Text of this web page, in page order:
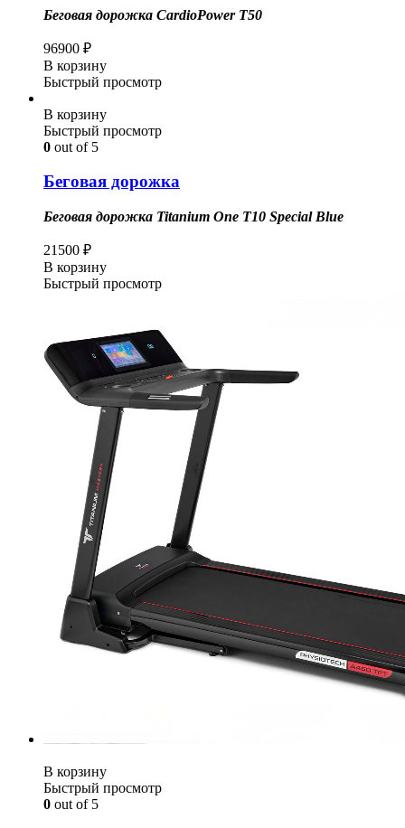
Беговая дорожка CardioPower T50
96900 ₽
В корзину
Быстрый просмотр
В корзину
Быстрый просмотр
0 out of 5
Беговая дорожка
Беговая дорожка Titanium One T10 Special Blue
21500 ₽
В корзину
Быстрый просмотр
В корзину
Быстрый просмотр
0 out of 5